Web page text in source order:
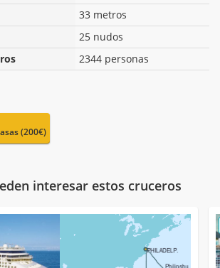
33 metros
25 nudos
2344 personas
(200€)
interesar estos cruceros